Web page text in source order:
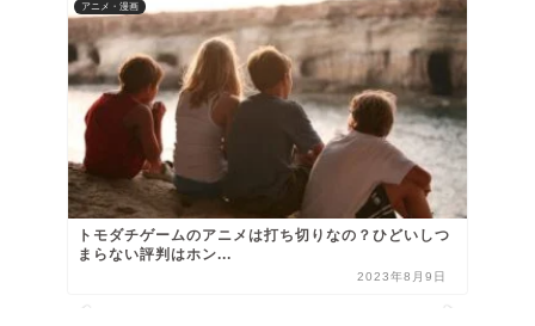
アニメ・漫画
トモダチゲームのアニメは打ち切りなの？ひどいしつ
まらない評判はホン...
2023年8月9日